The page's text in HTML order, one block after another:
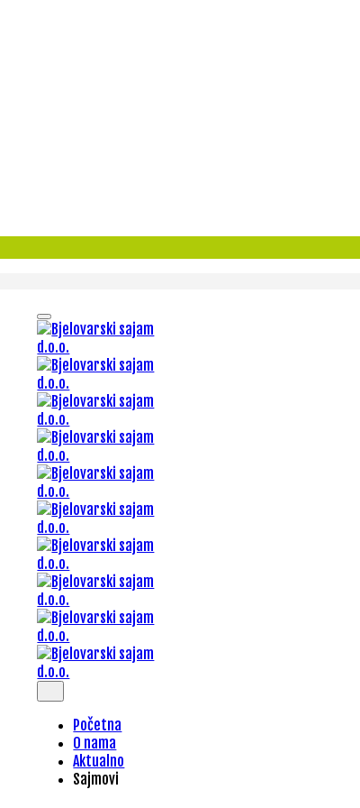
Početna
O nama
Aktualno
Sajmovi